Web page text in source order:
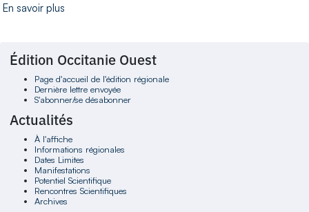
En savoir plus
Édition Occitanie Ouest
Page d'accueil de l'édition régionale
Dernière lettre envoyée
S'abonner/se désabonner
Actualités
À l'affiche
Informations régionales
Dates Limites
Manifestations
Potentiel Scientifique
Rencontres Scientifiques
Archives